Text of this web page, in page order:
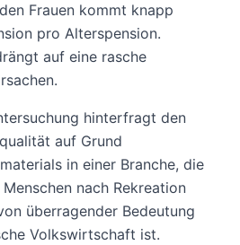
Frauen kommt knapp
pro Alterspension.
auf eine rasche
hinterfragt den
auf Grund
in einer Branche, die
nach Rekreation
überragender Bedeutung
Volkswirtschaft ist.